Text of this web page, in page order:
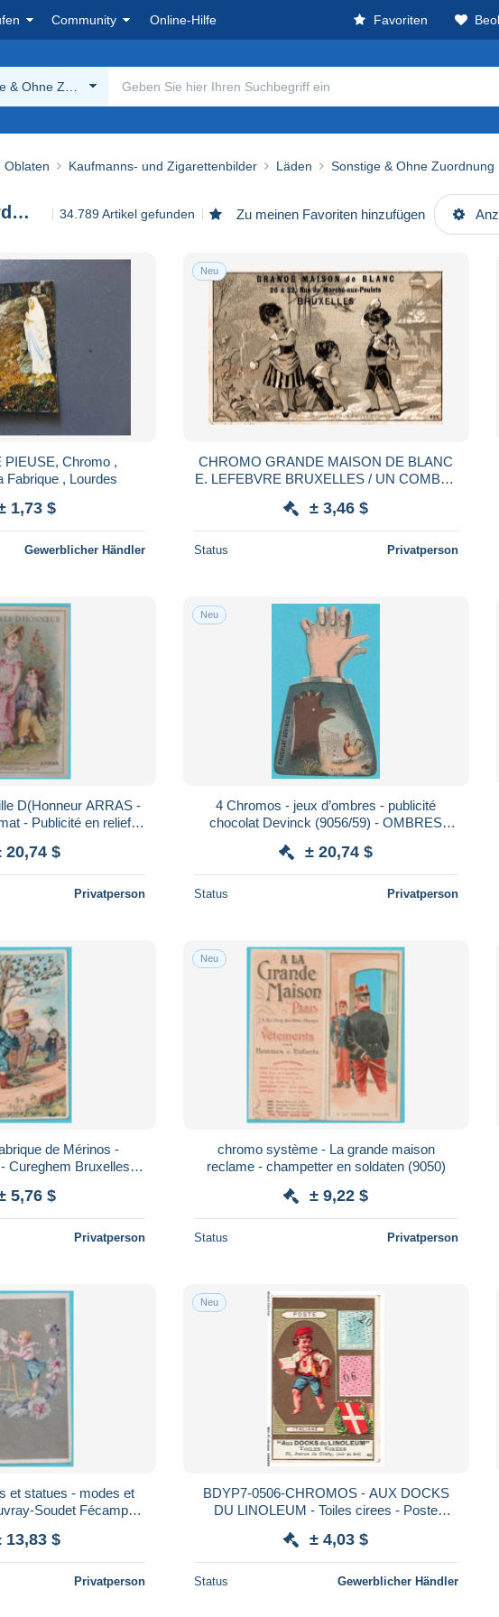
Community Online-Hilfe Favoriten
& Ohne Zuordnung
Oblaten Kaufmanns- und Zigarettenbilder Läden Sonstige & Ohne Zuordnung
Sonstige & Ohne Zuordnung 34.789 Artikel gefunden Zu meinen Favoriten hinzufügen
PIEUSE, Chromo ,
Fabrique , Lourdes
1,73 $
Gewerblicher Händler
Neu
CHROMO GRANDE MAISON DE BLANC
E. LEFEBVRE BRUXELLES / UN COMBAT
± 3,46 $
Status Privatperson
D(Honneur ARRAS -
- Publicité en relief
20,74 $
Privatperson
Neu
4 Chromos - jeux d’ombres - publicité
chocolat Devinck (9056/59) - OMBRES
± 20,74 $
Status Privatperson
de Mérinos -
Cureghem Bruxelles
5,76 $
Privatperson
Neu
chromo système - La grande maison
reclame - champetter en soldaten (9050)
± 9,22 $
Status Privatperson
et statues - modes et
Soudet Fécamp
13,83 $
Privatperson
Neu
BDYP7-0506-CHROMOS - AUX DOCKS
DU LINOLEUM - Toiles cirees - Poste
± 4,03 $
Status Gewerblicher Händler